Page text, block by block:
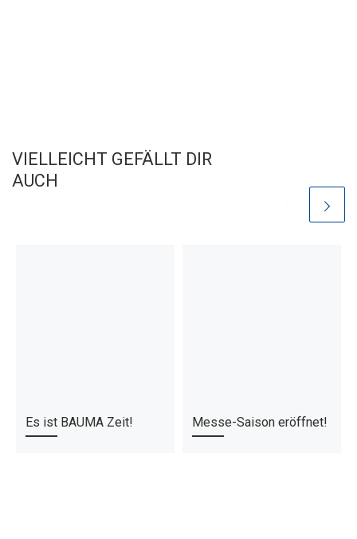
VIELLEICHT GEFÄLLT DIR
AUCH
Es ist BAUMA Zeit! Messe-Saison eröffnet!